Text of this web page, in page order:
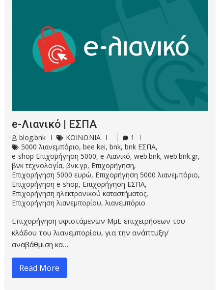
e-Λιανικό | ΕΣΠΑ
blog.bnk ΚΟΙΝΩΝΙΑ
1
5000 λιανεμπόριο,bee kei,bnk,bnk ΕΣΠΑ,
e-shop Επιχορήγηση 5000,e-Λιανικό,web.bnk,web.bnk.gr,
βνκ τεχνολογία,βνκ.γρ, Επιχορήγηση,
Επιχορήγηση 5000 ευρώ, Επιχορήγηση 5000 λιανεμπόριο,
Επιχορήγηση e-shop, Επιχορήγηση ΕΣΠΑ,
Επιχορήγηση ηλεκτρονικού καταστήματος,
Επιχορήγηση λιανεμπορίου,λιανεμπόριο
Επιχορήγηση υφιστάμενων ΜμΕ επιχειρήσεων του
κλάδου του λιανεμπορίου, για την ανάπτυξη/
αναβάθμιση κα…
Read More